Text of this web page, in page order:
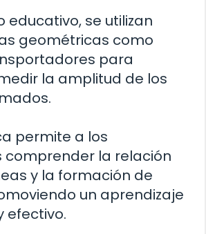
educativo, se utilizan
geométricas como
para
la amplitud de los
permite a los
comprender la relación
y la formación de
un aprendizaje
efectivo.